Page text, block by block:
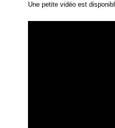
Une petite vidéo est